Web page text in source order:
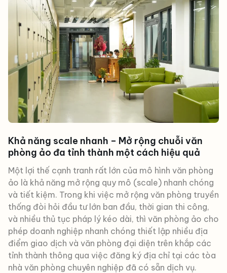
Khả năng scale nhanh – Mở rộng chuỗi văn
phòng ảo đa tỉnh thành một cách hiệu quả
Một lợi thế cạnh tranh rất lớn của mô hình văn phòng
ảo là khả năng mở rộng quy mô (scale) nhanh chóng
và tiết kiệm. Trong khi việc mở rộng văn phòng truyền
thống đòi hỏi đầu tư lớn ban đầu, thời gian thi công,
và nhiều thủ tục pháp lý kéo dài, thì văn phòng ảo cho
phép doanh nghiệp nhanh chóng thiết lập nhiều địa
điểm giao dịch và văn phòng đại diện trên khắp các
tỉnh thành thông qua việc đăng ký địa chỉ tại các tòa
nhà văn phòng chuyên nghiệp đã có sẵn dịch vụ.